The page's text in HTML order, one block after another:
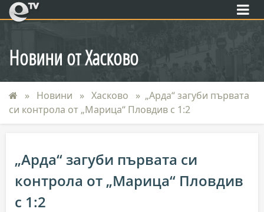
eTV
Новини от Хасково
Новини Хасково
„Арда“ загуби първата
си контрола от „Марица“ Пловдив с 1:2
„Арда“ загуби първата си
контрола от „Марица“ Пловдив
с 1:2